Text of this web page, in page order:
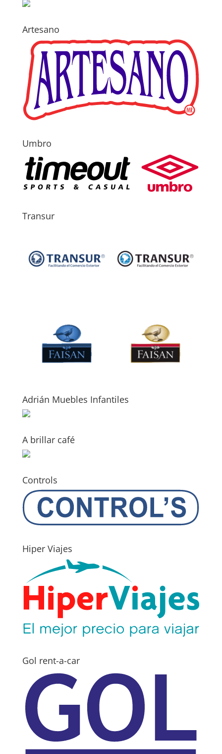
Artesano
Umbro
Transur
Adrián Muebles Infantiles
A brillar café
Controls
Hiper Viajes
Gol rent-a-car